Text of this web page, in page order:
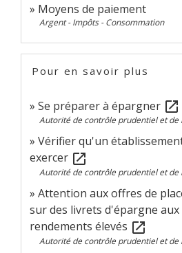
Moyens de paiement
Argent - Impôts - Consommation
Pour en savoir plus
Se préparer à épargner open_in_new
Autorité de contrôle prudentiel et de
Vérifier qu'un
exercer open_in_new
Autorité de contrôle prudentiel et de
Attention aux offres de
sur des livrets d'épargne aux
rendements élevés open_in_new
Autorité de contrôle prudentiel et de